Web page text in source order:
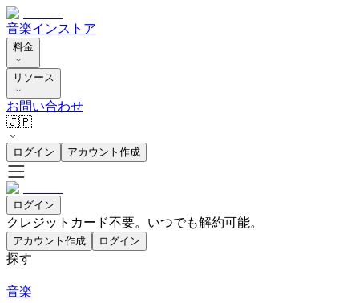
音楽インストア
料金
リソース
お問い合わせ
🇯🇵
ログイン アカウント作成
ログイン
クレジットカード不要。いつでも解約可能。
アカウント作成 ログイン
探す
音楽